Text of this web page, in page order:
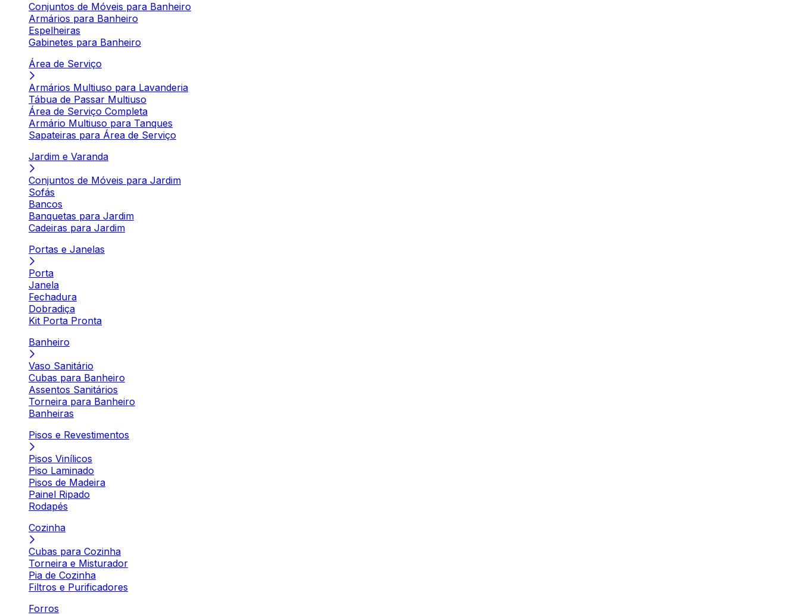
Conjuntos de Móveis para Banheiro
Armários para Banheiro
Espelheiras
Gabinetes para Banheiro
Área de Serviço
Armários Multiuso para Lavanderia
Tábua de Passar Multiuso
Área de Serviço Completa
Armário Multiuso para Tanques
Sapateiras para Área de Serviço
Jardim e Varanda
Conjuntos de Móveis para Jardim
Sofás
Bancos
Banquetas para Jardim
Cadeiras para Jardim
Portas e Janelas
Porta
Janela
Fechadura
Dobradiça
Kit Porta Pronta
Banheiro
Vaso Sanitário
Cubas para Banheiro
Assentos Sanitários
Torneira para Banheiro
Banheiras
Pisos e Revestimentos
Pisos Vinílicos
Piso Laminado
Pisos de Madeira
Painel Ripado
Rodapés
Cozinha
Cubas para Cozinha
Torneira e Misturador
Pia de Cozinha
Filtros e Purificadores
Forros